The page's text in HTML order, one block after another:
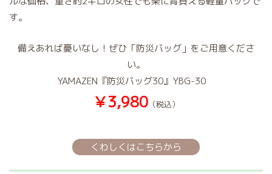
す。
備えあれば憂いなし！ぜひ「防災バッグ」をご用意くださ
い。
YAMAZEN『防災バッグ30』YBG-30
￥3,980（税込）
くわしくはこちらから